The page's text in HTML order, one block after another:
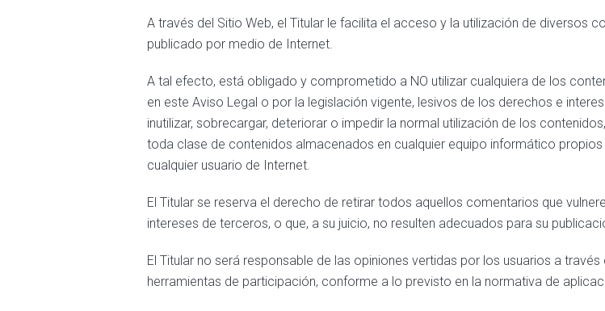
A través del Sitio Web, el Titular le facilita el acceso y la utilización de diversos
publicado por medio de Internet.
A tal efecto, está obligado y comprometido a NO utilizar cualquiera de los
en este Aviso Legal o por la legislación vigente, lesivos de los derechos e
inutilizar, sobrecargar, deteriorar o impedir la normal utilización de los
toda clase de contenidos almacenados en cualquier equipo informático
cualquier usuario de Internet.
El Titular se reserva el derecho de retirar todos aquellos comentarios que
intereses de terceros, o que, a su juicio, no resulten adecuados para su
El Titular no será responsable de las opiniones vertidas por los usuarios a
herramientas de participación, conforme a lo previsto en la normativa de